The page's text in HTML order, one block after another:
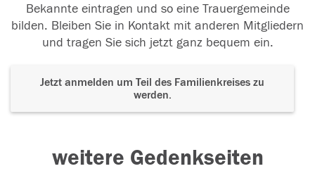
Bekannte eintragen und so eine Trauergemeinde
bilden. Bleiben Sie in Kontakt mit anderen Mitgliedern
und tragen Sie sich jetzt ganz bequem ein.
Jetzt anmelden um Teil des Familienkreises zu
werden.
weitere Gedenkseiten